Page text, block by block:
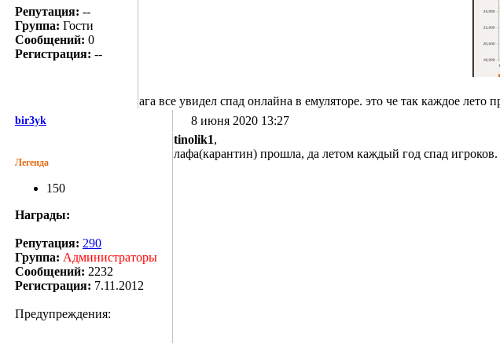
Репутация: --
Группа: Гости
Сообщений: 0
Регистрация: --
ага все увидел спад онлайна в емуляторе. это че так каждое лето
bir3yk 8 июня 2020 13:27
Легенда
150
Награды:
Репутация: 290
Группа: Администраторы
Сообщений: 2232
Регистрация: 7.11.2012
Предупреждения:
tinolik1,
лафа(карантин) прошла, да летом каждый год спад игроков.